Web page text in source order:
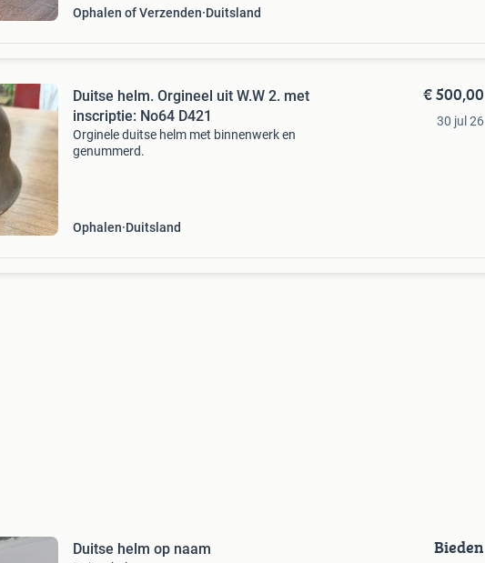
Ophalen of Verzenden Duitsland
Duitse helm. Orgineel uit W.W 2. met
inscriptie: No64 D421
Orginele duitse helm met binnenwerk en
genummerd.
Ophalen Duitsland
€ 500,00
30 jul 26
Duitse helm op naam Bieden